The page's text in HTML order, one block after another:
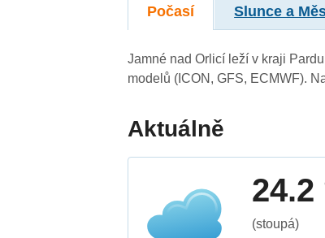
Počasí Slunce a
Jamné nad Orlicí leží v kraji
modelů (ICON, GFS, ECMWF).
Aktuálně
24.2
(stoupá)